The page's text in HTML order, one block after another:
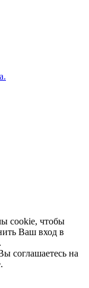
cookie, чтобы
Ваш вход в
соглашаетесь на